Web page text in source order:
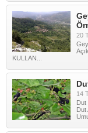
20
KULLAN...
14
Dut
Dut